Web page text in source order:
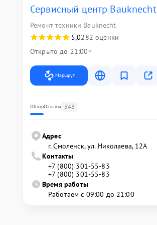
Сервисный центр Bauknecht
Ремонт техники Bauknecht
5,0282 оценки
Открыто до 21:00
Маршрут
ОбзорОтзывы 348
Адрес
г. Смоленск, ул. Николаева, 12А
Контакты
+7 (800) 301-55-83
+7 (800) 301-55-83
Время работы
Работаем с 09:00 до 21:00